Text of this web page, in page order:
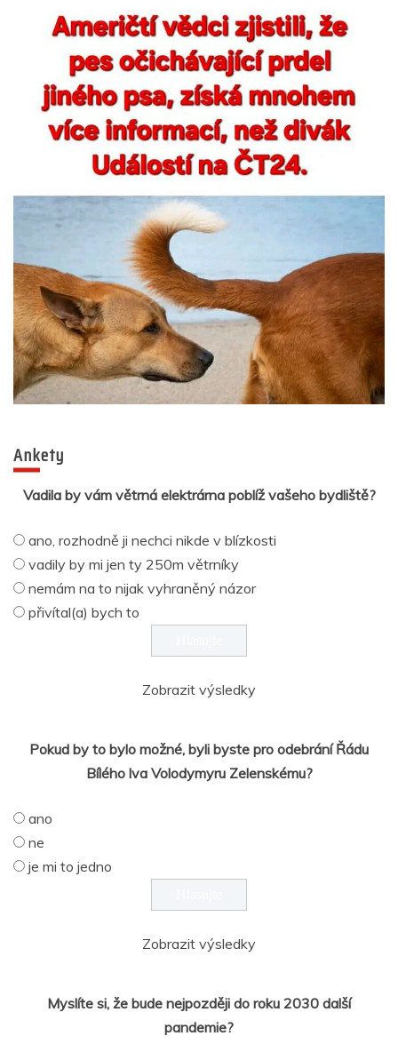
Ankety
Vadila by vám větrná elektrárna poblíž vašeho bydliště?
ano, rozhodně ji nechci nikde v blízkosti
vadily by mi jen ty 250m větrníky
nemám na to nijak vyhraněný názor
přivítal(a) bych to
Zobrazit výsledky
Pokud by to bylo možné, byli byste pro odebrání Řádu
Bílého lva Volodymyru Zelenskému?
ano
ne
je mi to jedno
Zobrazit výsledky
Myslíte si, že bude nejpozději do roku 2030 další
pandemie?